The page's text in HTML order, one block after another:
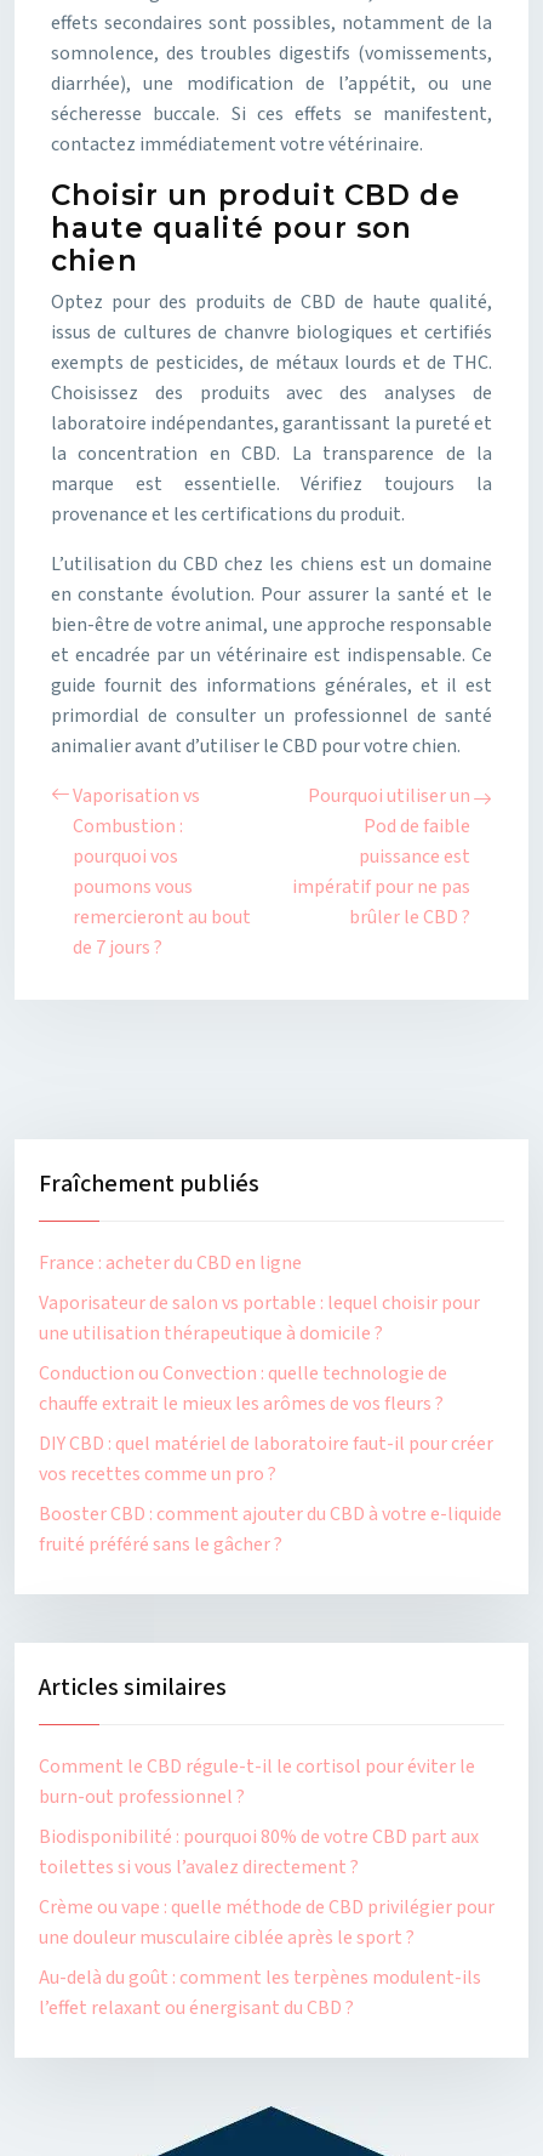
effets secondaires sont possibles, notamment de la
somnolence, des troubles digestifs (vomissements,
diarrhée), une modification de l’appétit, ou une
sécheresse buccale. Si ces effets se manifestent,
contactez immédiatement votre vétérinaire.
Choisir un produit CBD de
haute qualité pour son
chien
Optez pour des produits de CBD de haute qualité,
issus de cultures de chanvre biologiques et certifiés
exempts de pesticides, de métaux lourds et de THC.
Choisissez des produits avec des analyses de
laboratoire indépendantes, garantissant la pureté et
la concentration en CBD. La transparence de la
marque est essentielle. Vérifiez toujours la
provenance et les certifications du produit.
L’utilisation du CBD chez les chiens est un domaine
en constante évolution. Pour assurer la santé et le
bien-être de votre animal, une approche responsable
et encadrée par un vétérinaire est indispensable. Ce
guide fournit des informations générales, et il est
primordial de consulter un professionnel de santé
animalier avant d’utiliser le CBD pour votre chien.
Vaporisation vs
Combustion :
pourquoi vos
poumons vous
remercieront au bout
de 7 jours ?
Pourquoi utiliser un
Pod de faible
puissance est
impératif pour ne pas
brûler le CBD ?
Fraîchement publiés
France : acheter du CBD en ligne
Vaporisateur de salon vs portable : lequel choisir pour
une utilisation thérapeutique à domicile ?
Conduction ou Convection : quelle technologie de
chauffe extrait le mieux les arômes de vos fleurs ?
DIY CBD : quel matériel de laboratoire faut-il pour créer
vos recettes comme un pro ?
Booster CBD : comment ajouter du CBD à votre e-liquide
fruité préféré sans le gâcher ?
Articles similaires
Comment le CBD régule-t-il le cortisol pour éviter le
burn-out professionnel ?
Biodisponibilité : pourquoi 80% de votre CBD part aux
toilettes si vous l’avalez directement ?
Crème ou vape : quelle méthode de CBD privilégier pour
une douleur musculaire ciblée après le sport ?
Au-delà du goût : comment les terpènes modulent-ils
l’effet relaxant ou énergisant du CBD ?